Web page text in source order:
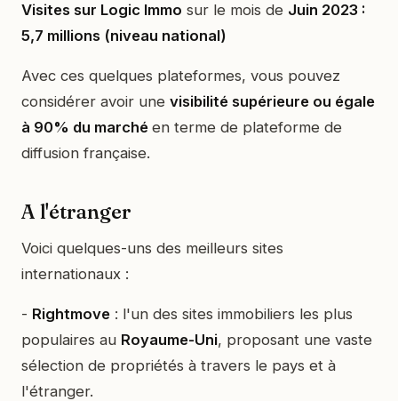
Visites sur Logic Immo sur le mois de Juin 2023 :
5,7 millions (niveau national)
Avec ces quelques plateformes, vous pouvez
considérer avoir une visibilité supérieure ou égale
à 90% du marché en terme de plateforme de
diffusion française.
A l'étranger
Voici quelques-uns des meilleurs sites
internationaux :
- Rightmove : l'un des sites immobiliers les plus
populaires au Royaume-Uni, proposant une vaste
sélection de propriétés à travers le pays et à
l'étranger.